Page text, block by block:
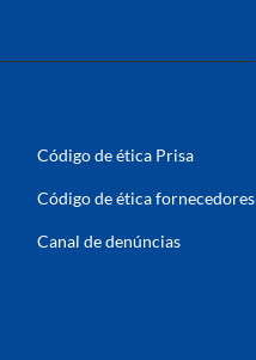
Código de ética Prisa
Código de ética fornecedores
Canal de denúncias